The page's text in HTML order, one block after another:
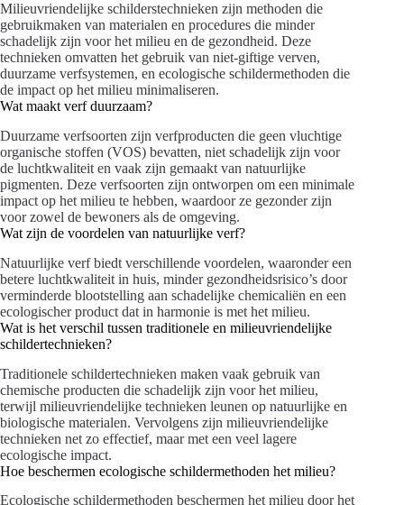
Milieuvriendelijke schilderstechnieken zijn methoden die
gebruikmaken van materialen en procedures die minder
schadelijk zijn voor het milieu en de gezondheid. Deze
technieken omvatten het gebruik van niet-giftige verven,
duurzame verfsystemen, en ecologische schildermethoden die
de impact op het milieu minimaliseren.
Wat maakt verf duurzaam?
Duurzame verfsoorten zijn verfproducten die geen vluchtige
organische stoffen (VOS) bevatten, niet schadelijk zijn voor
de luchtkwaliteit en vaak zijn gemaakt van natuurlijke
pigmenten. Deze verfsoorten zijn ontworpen om een minimale
impact op het milieu te hebben, waardoor ze gezonder zijn
voor zowel de bewoners als de omgeving.
Wat zijn de voordelen van natuurlijke verf?
Natuurlijke verf biedt verschillende voordelen, waaronder een
betere luchtkwaliteit in huis, minder gezondheidsrisico’s door
verminderde blootstelling aan schadelijke chemicaliën en een
ecologischer product dat in harmonie is met het milieu.
Wat is het verschil tussen traditionele en milieuvriendelijke
schildertechnieken?
Traditionele schildertechnieken maken vaak gebruik van
chemische producten die schadelijk zijn voor het milieu,
terwijl milieuvriendelijke technieken leunen op natuurlijke en
biologische materialen. Vervolgens zijn milieuvriendelijke
technieken net zo effectief, maar met een veel lagere
ecologische impact.
Hoe beschermen ecologische schildermethoden het milieu?
Ecologische schildermethoden beschermen het milieu door het